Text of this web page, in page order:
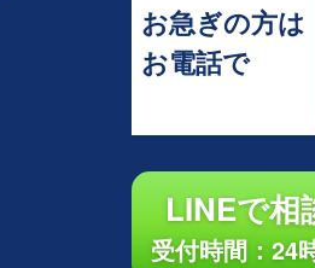
お急ぎの方は
お電話で
LINEで相
受付時間：24